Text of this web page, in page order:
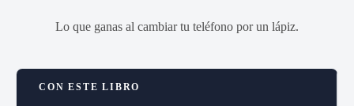
Lo que ganas al cambiar tu teléfono por un lápiz.
CON ESTE LIBRO